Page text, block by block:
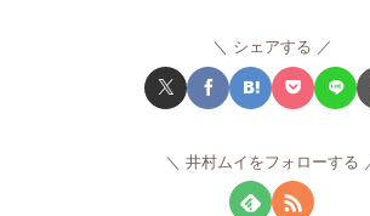
シェアする
井村ムイをフォローする